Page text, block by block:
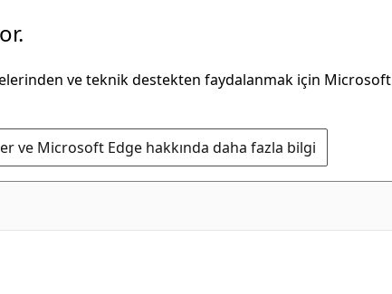
ve teknik destekten faydalanmak için Microsoft
ve Microsoft Edge hakkında daha fazla bilgi